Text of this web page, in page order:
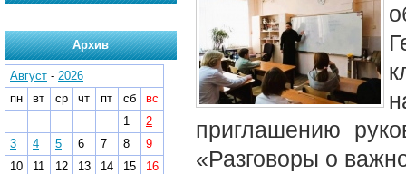
приглашению
«Разговоры о
Архив
Август - 2026
пн
вт ср чт пт сб
вс
1
2
3
4 5 6 7 8
9
10
11 12 13 14 15
16